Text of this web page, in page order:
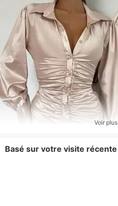
Voir plus
Basé sur votre visite récente